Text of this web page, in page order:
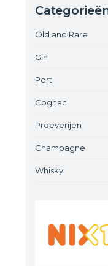
Old and Rare
Gin
Port
Cognac
Proeverijen
Champagne
Whisky